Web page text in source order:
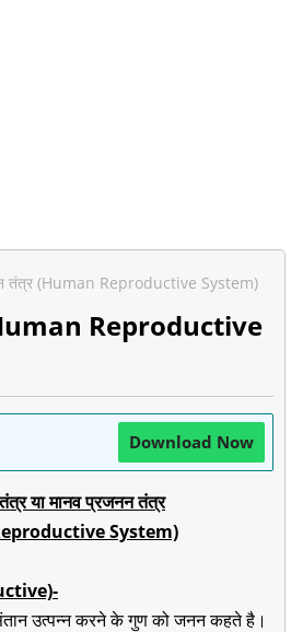
तंत्र (Human Reproductive System)
Reproductive
Download Now
या मानव प्रजनन तंत्र
System)
उत्पन्न करने के गुण को जनन कहते है।